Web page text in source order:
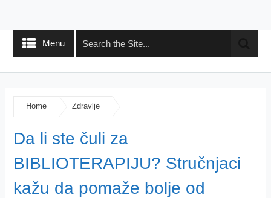
Menu
Home Zdravlje
Da li ste čuli za
BIBLIOTERAPIJU? Stručnjaci
kažu da pomaže bolje od